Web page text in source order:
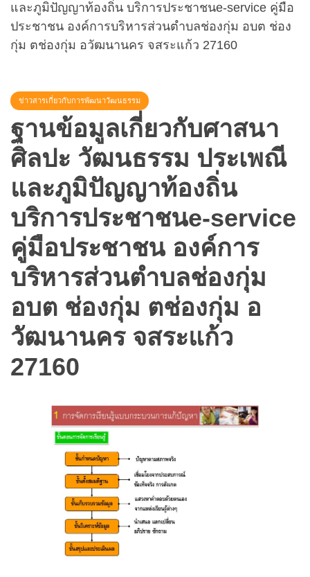
และภูมิปัญญาท้องถิ่น บริการประชาชนe-service คู่มือ
ประชาชน องค์การบริหารส่วนตำบลช่องกุ่ม อบต ช่อง
กุ่ม ตช่องกุ่ม อวัฒนานคร จสระแก้ว 27160
ข่าวสารเกี่ยวกับการพัฒนาวัฒนธรรม
ฐานข้อมูลเกี่ยวกับศาสนา
ศิลปะ วัฒนธรรม ประเพณี
และภูมิปัญญาท้องถิ่น
บริการประชาชนe-service
คู่มือประชาชน องค์การ
บริหารส่วนตำบลช่องกุ่ม
อบต ช่องกุ่ม ตช่องกุ่ม อ
วัฒนานคร จสระแก้ว
27160